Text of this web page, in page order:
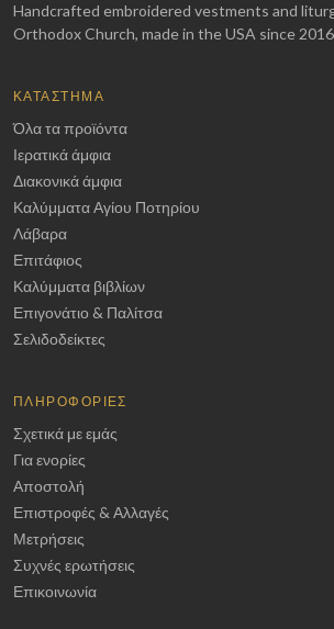
Handcrafted embroidered vestments and
Orthodox Church, made in the USA since
ΚΑΤΆΣΤΗΜΑ
Όλα τα προϊόντα
Ιερατικά άμφια
Διακονικά άμφια
Καλύμματα Αγίου Ποτηρίου
Λάβαρα
Επιτάφιος
Καλύμματα βιβλίων
Επιγονάτιο & Παλίτσα
Σελιδοδείκτες
ΠΛΗΡΟΦΟΡΊΕΣ
Σχετικά με εμάς
Για ενορίες
Αποστολή
Επιστροφές & Αλλαγές
Μετρήσεις
Συχνές ερωτήσεις
Επικοινωνία